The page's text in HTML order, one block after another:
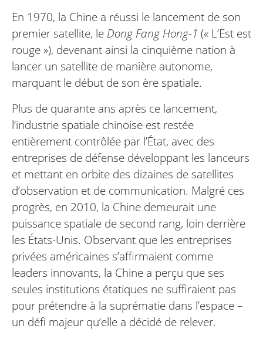
En 1970, la Chine a réussi le lancement de son
premier satellite, le Dong Fang Hong-1 (« L’Est est
rouge »), devenant ainsi la cinquième nation à
lancer un satellite de manière autonome,
marquant le début de son ère spatiale.
Plus de quarante ans après ce lancement,
l’industrie spatiale chinoise est restée
entièrement contrôlée par l’État, avec des
entreprises de défense développant les lanceurs
et mettant en orbite des dizaines de satellites
d’observation et de communication. Malgré ces
progrès, en 2010, la Chine demeurait une
puissance spatiale de second rang, loin derrière
les États-Unis. Observant que les entreprises
privées américaines s’affirmaient comme
leaders innovants, la Chine a perçu que ses
seules institutions étatiques ne suffiraient pas
pour prétendre à la suprématie dans l’espace –
un défi majeur qu’elle a décidé de relever.